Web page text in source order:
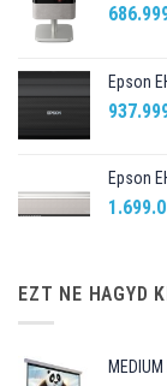
Epson
Epson
EZT NE HAGYD